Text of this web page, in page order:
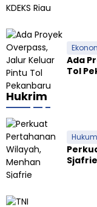
Ada
Tol
Hukrim